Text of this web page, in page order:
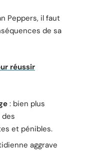
Peppers, il faut
de sa
réussir
: bien plus
et pénibles.
aggrave